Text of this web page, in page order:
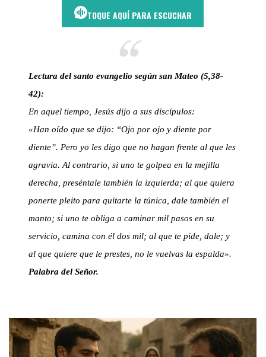
TOQUE AQUÍ PARA ESCUCHAR
Lectura del santo evangelio según san Mateo (5,38-
42):
En aquel tiempo, Jesús dijo a sus discípulos:
«Han oído que se dijo: “Ojo por ojo y diente por
diente”. Pero yo les digo que no hagan frente al que les
agravia. Al contrario, si uno te golpea en la mejilla
derecha, preséntale también la izquierda; al que quiera
ponerte pleito para quitarte la túnica, dale también el
manto; si uno te obliga a caminar mil pasos en su
servicio, camina con él dos mil; al que te pide, dale; y
al que quiere que le prestes, no le vuelvas la espalda».
Palabra del Señor.